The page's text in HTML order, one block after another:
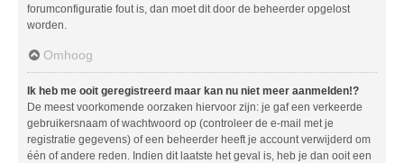
forumconfiguratie fout is, dan moet dit door de beheerder opgelost
worden.
Omhoog
Ik heb me ooit geregistreerd maar kan nu niet meer aanmelden!?
De meest voorkomende oorzaken hiervoor zijn: je gaf een verkeerde
gebruikersnaam of wachtwoord op (controleer de e-mail met je
registratie gegevens) of een beheerder heeft je account verwijderd om
één of andere reden. Indien dit laatste het geval is, heb je dan ooit een